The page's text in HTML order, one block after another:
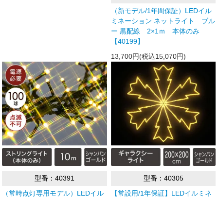
（新モデル/1年間保証）LEDイル
ミネーション ネットライト ブル
ー 黒配線 2×1ｍ 本体のみ
【40199】
13,700円(税込15,070円)
型番：40391
（常時点灯専用モデル）LEDイル
型番：40305
【常設用/1年保証】LEDイルミネ